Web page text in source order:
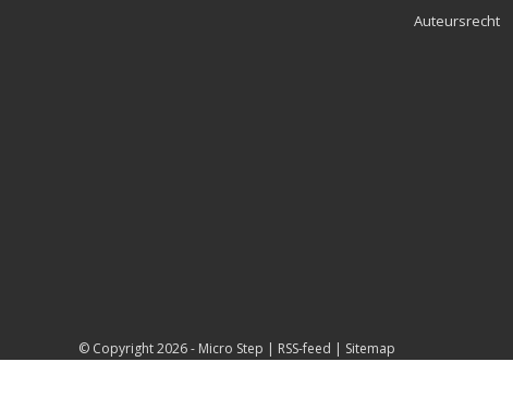
Auteursrecht
© Copyright 2026 - Micro Step | RSS-feed | Sitemap